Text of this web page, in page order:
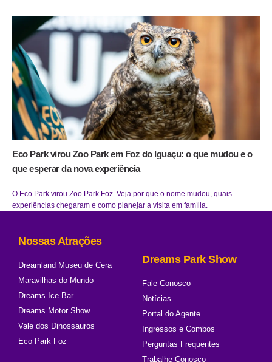
Eco Park virou Zoo Park em Foz do Iguaçu: o que mudou e o
que esperar da nova experiência
O Eco Park virou Zoo Park Foz. Veja por que o nome mudou, quais
experiências chegaram e como planejar a visita em família.
Nossas Atrações
Dreamland Museu de Cera
Maravilhas do Mundo
Dreams Ice Bar
Dreams Motor Show
Vale dos Dinossauros
Eco Park Foz
Dreams Park Show
Fale Conosco
Notícias
Portal do Agente
Ingressos e Combos
Perguntas Frequentes
Trabalhe Conosco